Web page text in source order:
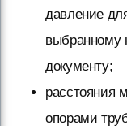
давление
выбранному
документу;
расстояния
опорами